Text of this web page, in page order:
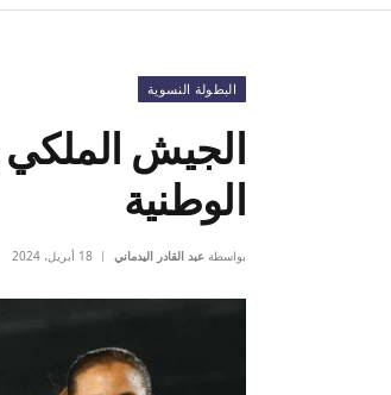
البطولة النسوية
الجيش الملكي
الوطنية
بواسطة عبد القادر اليدماني 18 أبريل، 2024